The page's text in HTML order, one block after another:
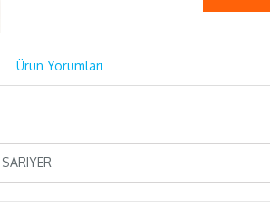
Ürün Yorumları
SARIYER